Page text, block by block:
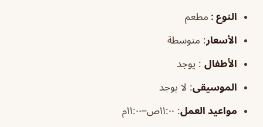
النوع : مطعم
الأسعار: متوسطة
الأطفال : يوجد
الموسيقى: لا يوجد
مواعيد العمل: ١١:٠٠ص–١١:٠٠م